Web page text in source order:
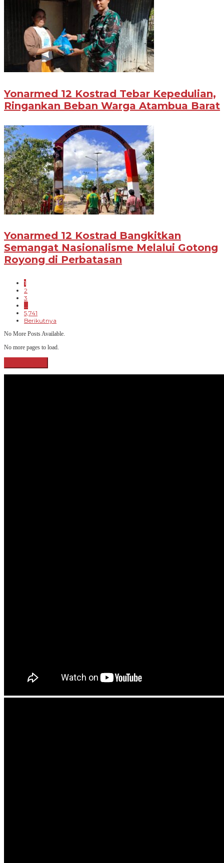
Yonarmed 12 Kostrad Tebar Kepedulian,
Ringankan Beban Warga Atambua Barat
Yonarmed 12 Kostrad Bangkitkan
Semangat Nasionalisme Melalui Gotong
Royong di Perbatasan
1
2
3
5,741
Berikutnya
No More Posts Available.
No more pages to load.